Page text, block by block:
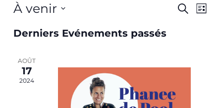
vues
Liste
À venir
une
Derniers Evénements passés
AOÛT
17
2024